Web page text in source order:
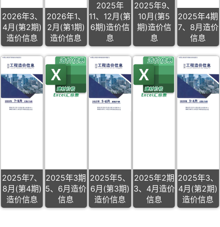
2026年3、
4月(第2期)
造价信息
2026年1、
2月(第1期)
造价信息
2025年
11、12月(第
6期)造价信
息
2025年9、
10月(第5
期)造价信
息
2025年4期
7、8月造价
信息
2025年7、
8月(第4期)
造价信息
2025年3期
5、6月造价
信息
2025年5、
6月(第3期)
造价信息
2025年2期
3、4月造价
信息
2025年3、
4月(第2期)
造价信息